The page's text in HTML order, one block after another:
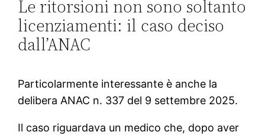
Le ritorsioni non sono soltanto
licenziamenti: il caso deciso
dall’ANAC
Particolarmente interessante è anche la
delibera ANAC n. 337 del 9 settembre 2025.
Il caso riguardava un medico che, dopo aver